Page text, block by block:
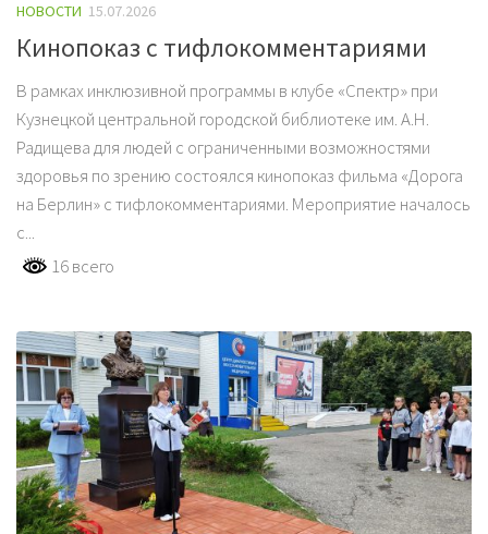
НОВОСТИ 15.07.2026
Кинопоказ с тифлокомментариями
В рамках инклюзивной программы в клубе «Спектр» при
Кузнецкой центральной городской библиотеке им. А.Н.
Радищева для людей с ограниченными возможностями
здоровья по зрению состоялся кинопоказ фильма «Дорога
на Берлин» с тифлокомментариями. Мероприятие началось
с...
16 всего